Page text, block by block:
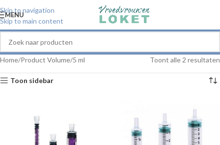
Skip to navigation
Skip to main content
MENU
Home Product Volume 5 ml Toont alle 2 resultaten
Toon sidebar